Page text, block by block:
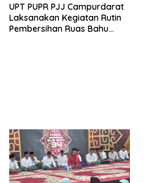
UPT PUPR PJJ Campurdarat
Laksanakan Kegiatan Rutin
Pembersihan Ruas Bahu